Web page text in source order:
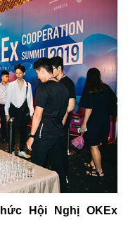
Hội Nghị OKEx